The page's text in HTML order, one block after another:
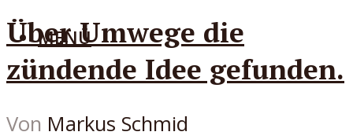
MENÜ
Über Umwege die
zündende Idee gefunden.
Von Markus Schmid